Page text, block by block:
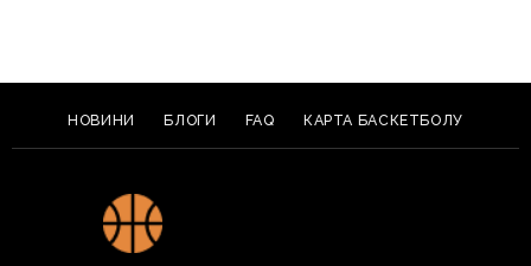
НОВИНИ БЛОГИ FAQ КАРТА БАСКЕТБОЛУ